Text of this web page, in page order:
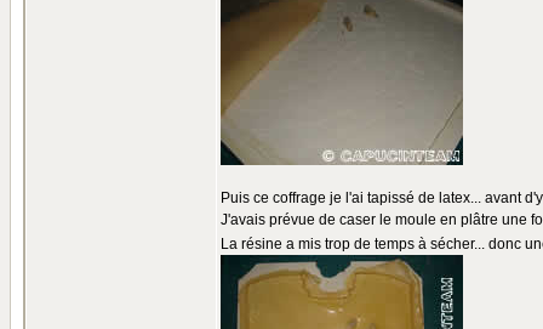
Puis ce coffrage je l'ai tapissé de latex... avant
J'avais prévue de caser le moule en plâtre une
La résine a mis trop de temps à sécher... donc